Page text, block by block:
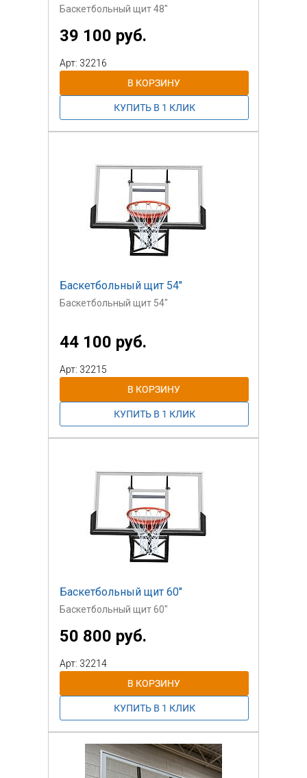
Баскетбольный щит 48"
39 100 руб.
Арт: 32216
Баскетбольный щит 54"
Баскетбольный щит 54"
44 100 руб.
Арт: 32215
Баскетбольный щит 60"
Баскетбольный щит 60"
50 800 руб.
Арт: 32214